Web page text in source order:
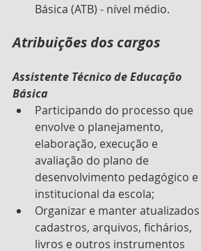
Básica (ATB) - nível médio.
Atribuições dos cargos
Assistente Técnico de Educação
Básica
Participando do processo que
envolve o planejamento,
elaboração, execução e
avaliação do plano de
desenvolvimento pedagógico e
institucional da escola;
Organizar e manter atualizados
cadastros, arquivos, fichários,
livros e outros instrumentos